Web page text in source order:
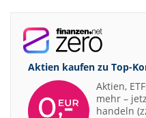
Aktien kaufen zu Top-
Aktien,
mehr –
handeln